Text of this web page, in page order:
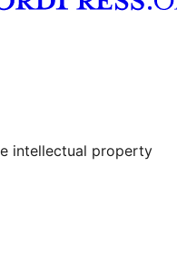
account
intellectual property